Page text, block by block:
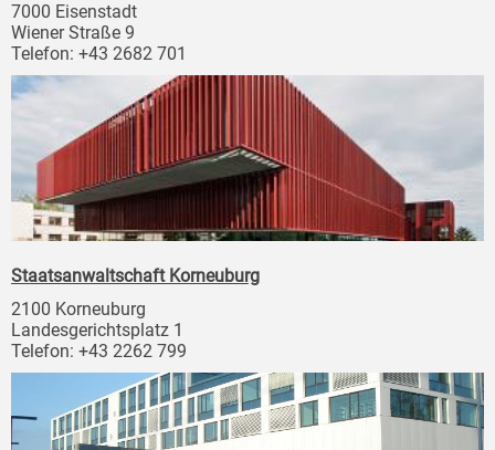
7000 Eisenstadt
Wiener Straße 9
Telefon: +43 2682 701
Staatsanwaltschaft Korneuburg
2100 Korneuburg
Landesgerichtsplatz 1
Telefon: +43 2262 799